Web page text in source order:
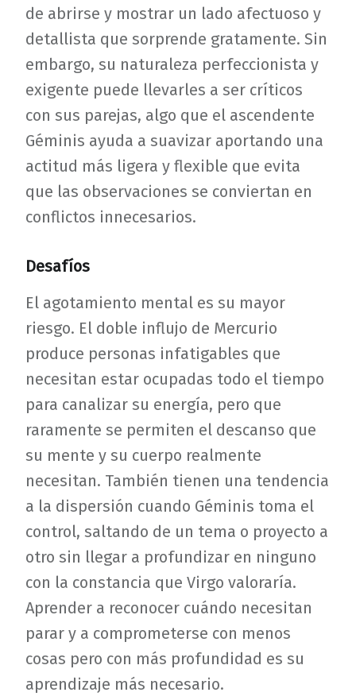
de abrirse y mostrar un lado afectuoso y
detallista que sorprende gratamente. Sin
embargo, su naturaleza perfeccionista y
exigente puede llevarles a ser críticos
con sus parejas, algo que el ascendente
Géminis ayuda a suavizar aportando una
actitud más ligera y flexible que evita
que las observaciones se conviertan en
conflictos innecesarios.
Desafíos
El agotamiento mental es su mayor
riesgo. El doble influjo de Mercurio
produce personas infatigables que
necesitan estar ocupadas todo el tiempo
para canalizar su energía, pero que
raramente se permiten el descanso que
su mente y su cuerpo realmente
necesitan. También tienen una tendencia
a la dispersión cuando Géminis toma el
control, saltando de un tema o proyecto a
otro sin llegar a profundizar en ninguno
con la constancia que Virgo valoraría.
Aprender a reconocer cuándo necesitan
parar y a comprometerse con menos
cosas pero con más profundidad es su
aprendizaje más necesario.